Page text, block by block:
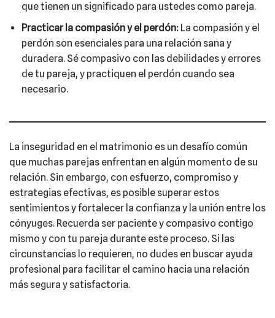
que tienen un significado para ustedes como pareja.
Practicar la compasión y el perdón: La compasión y el
perdón son esenciales para una relación sana y
duradera. Sé compasivo con las debilidades y errores
de tu pareja, y practiquen el perdón cuando sea
necesario.
La inseguridad en el matrimonio es un desafío común
que muchas parejas enfrentan en algún momento de su
relación. Sin embargo, con esfuerzo, compromiso y
estrategias efectivas, es posible superar estos
sentimientos y fortalecer la confianza y la unión entre los
cónyuges. Recuerda ser paciente y compasivo contigo
mismo y con tu pareja durante este proceso. Si las
circunstancias lo requieren, no dudes en buscar ayuda
profesional para facilitar el camino hacia una relación
más segura y satisfactoria.